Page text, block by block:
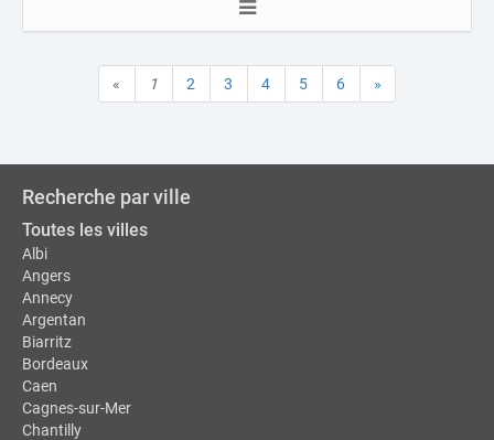
« 1 2 3 4 5 6 »
Recherche par ville
Toutes les villes
Albi
Angers
Annecy
Argentan
Biarritz
Bordeaux
Caen
Cagnes-sur-Mer
Chantilly